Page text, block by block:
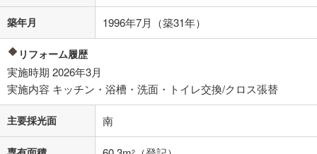
不動産会社に購入相談をする
築年月 1996年7月（築31年）
リフォーム履歴
実施時期 2026年3月
実施内容 キッチン・浴槽・洗面・トイレ交換/クロス張替
主要採光面 南
2